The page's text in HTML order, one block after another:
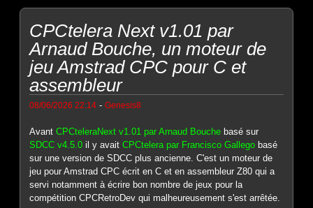
CPCtelera Next v1.01 par
Arnaud Bouche, un moteur de
jeu Amstrad CPC pour C et
assembleur
08/06/2026 22:14 -Genesis8
AvantCPCteleraNext v1.01 par Arnaud Bouche basé sur
SDCC v4.5.0 il y avaitCPCtelera par Francisco Gallego basé
sur une version de SDCC plus ancienne. C'est un moteur de
jeu pour Amstrad CPC écrit en C et en assembleur Z80 qui a
servi notamment à écrire bon nombre de jeux pour la
compétition CPCRetroDev qui malheureusement s'est arrêtée.